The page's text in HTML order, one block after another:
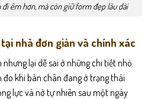
êm hơn, mà còn giữ form đẹp lâu dài
nhà đơn giản và chính xác
lại dễ sai ở những chi tiết nhỏ.
đo khi bàn chân đang ở trạng thái
lực và nở tự nhiên sau một ngày